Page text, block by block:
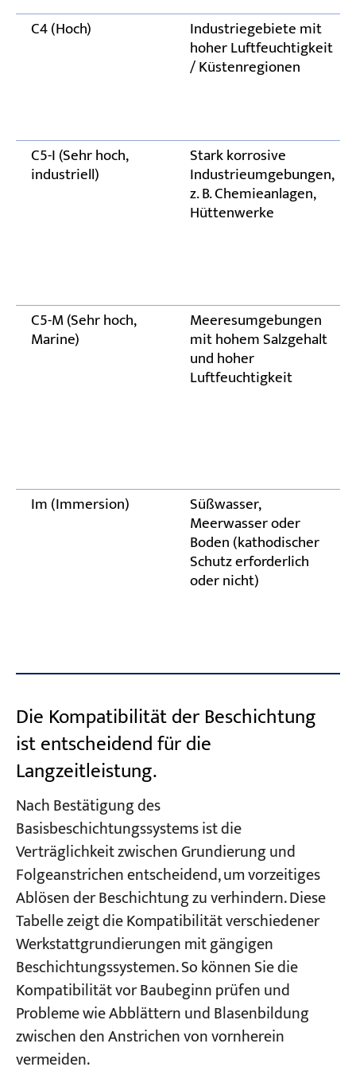
C4 (Hoch) Industriegebiete mit
hoher Luftfeuchtigkeit
/ Küstenregionen
C5-I (Sehr hoch,
industriell)
Stark korrosive
Industrieumgebungen,
z. B. Chemieanlagen,
Hüttenwerke
C5-M (Sehr hoch,
Marine)
Meeresumgebungen
mit hohem Salzgehalt
und hoher
Luftfeuchtigkeit
Im (Immersion) Süßwasser,
Meerwasser oder
Boden (kathodischer
Schutz erforderlich
oder nicht)
Die Kompatibilität der Beschichtung
ist entscheidend für die
Langzeitleistung.
Nach Bestätigung des
Basisbeschichtungssystems ist die
Verträglichkeit zwischen Grundierung und
Folgeanstrichen entscheidend, um vorzeitiges
Ablösen der Beschichtung zu verhindern. Diese
Tabelle zeigt die Kompatibilität verschiedener
Werkstattgrundierungen mit gängigen
Beschichtungssystemen. So können Sie die
Kompatibilität vor Baubeginn prüfen und
Probleme wie Abblättern und Blasenbildung
zwischen den Anstrichen von vornherein
vermeiden.